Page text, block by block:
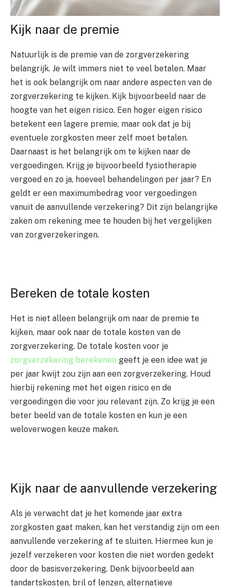
Kijk naar de premie
Natuurlijk is de premie van de zorgverzekering
belangrijk. Je wilt immers niet te veel betalen. Maar
het is ook belangrijk om naar andere aspecten van de
zorgverzekering te kijken. Kijk bijvoorbeeld naar de
hoogte van het eigen risico. Een hoger eigen risico
betekent een lagere premie, maar ook dat je bij
eventuele zorgkosten meer zelf moet betalen.
Daarnaast is het belangrijk om te kijken naar de
vergoedingen. Krijg je bijvoorbeeld fysiotherapie
vergoed en zo ja, hoeveel behandelingen per jaar? En
geldt er een maximumbedrag voor vergoedingen
vanuit de aanvullende verzekering? Dit zijn belangrijke
zaken om rekening mee te houden bij het vergelijken
van zorgverzekeringen.
Bereken de totale kosten
Het is niet alleen belangrijk om naar de premie te
kijken, maar ook naar de totale kosten van de
zorgverzekering. De totale kosten voor je
zorgverzekering berekenen geeft je een idee wat je
per jaar kwijt zou zijn aan een zorgverzekering. Houd
hierbij rekening met het eigen risico en de
vergoedingen die voor jou relevant zijn. Zo krijg je een
beter beeld van de totale kosten en kun je een
weloverwogen keuze maken.
Kijk naar de aanvullende verzekering
Als je verwacht dat je het komende jaar extra
zorgkosten gaat maken, kan het verstandig zijn om een
aanvullende verzekering af te sluiten. Hiermee kun je
jezelf verzekeren voor kosten die niet worden gedekt
door de basisverzekering. Denk bijvoorbeeld aan
tandartskosten, bril of lenzen, alternatieve